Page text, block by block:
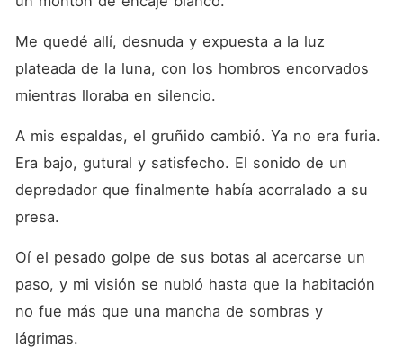
Me quedé allí, desnuda y expuesta a la luz
plateada de la luna, con los hombros encorvados
mientras lloraba en silencio.
A mis espaldas, el gruñido cambió. Ya no era furia.
Era bajo, gutural y satisfecho. El sonido de un
depredador que finalmente había acorralado a su
presa.
Oí el pesado golpe de sus botas al acercarse un
paso, y mi visión se nubló hasta que la habitación
no fue más que una mancha de sombras y
lágrimas.